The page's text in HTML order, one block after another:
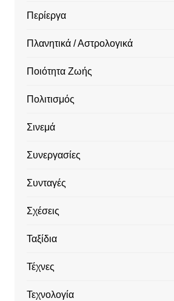
Περίεργα
Πλανητικά / Αστρολογικά
Ποιότητα Ζωής
Πολιτισμός
Σινεμά
Συνεργασίες
Συνταγές
Σχέσεις
Ταξίδια
Τέχνες
Τεχνολογία